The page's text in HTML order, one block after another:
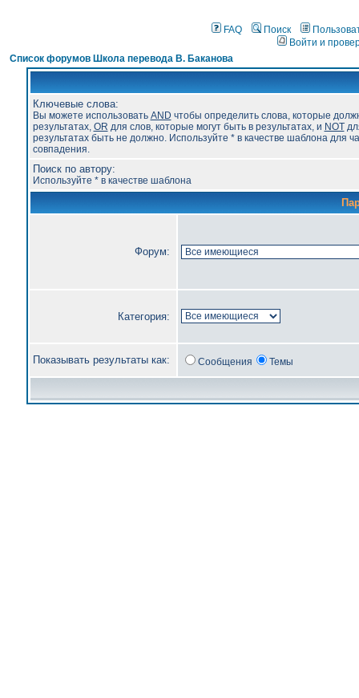
FAQ Поиск
Войти и
Список форумов Школа перевода В. Баканова
Ключевые слова:
Вы можете использовать AND чтобы определить слова, которые
результатах, OR для слов, которые могут быть в результатах, и NOT
результатах быть не должно. Используйте * в качестве шаблона для
совпадения.
Поиск по автору:
Используйте * в качестве шаблона
Форум:
Категория:
Показывать результаты как: Сообщения Темы